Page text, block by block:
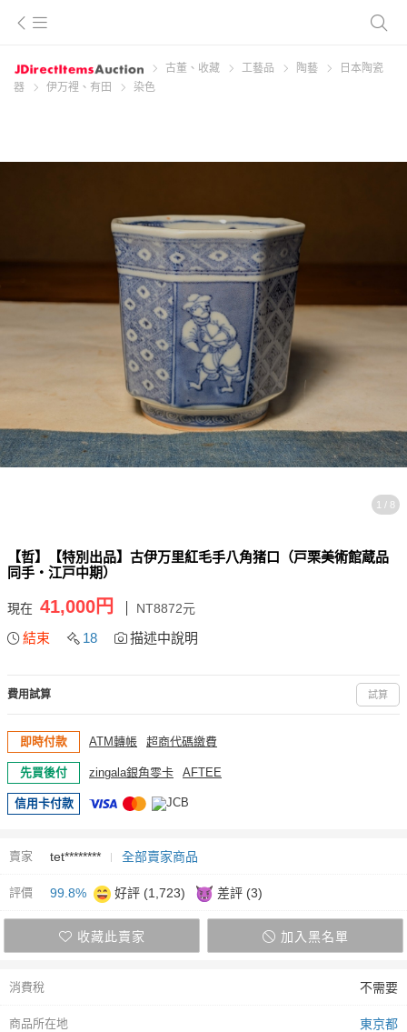
古董、收藏 工藝品 陶藝
日本陶瓷
器
伊万裡、有田 染色
1 / 8
【哲】【特別出品】古伊万里紅毛手八角猪口（戸栗美術館蔵品
同手・江戸中期）
現在 41,000円 NT8872元
結束 18 描述中說明
費用試算 試算
即時付款 ATM轉帳 超商代碼繳費
先買後付 zingala銀角零卡 AFTEE
信用卡付款
賣家 tet******** 全部賣家商品
評價 99.8% 好評 (1,723) 差評 (3)
收藏此賣家 加入黑名單
消費稅 不需要
商品所在地 東京都